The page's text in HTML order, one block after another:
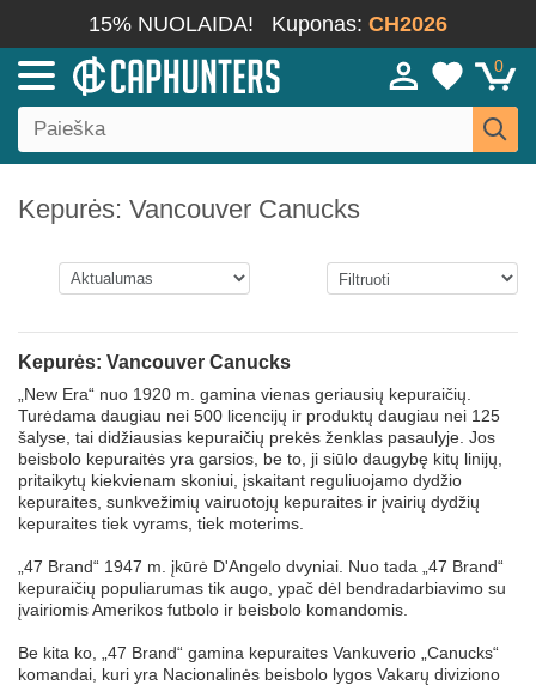
15% NUOLAIDA! Kuponas: CH2026
0
Kepurės: Vancouver Canucks
Kepurės: Vancouver Canucks
„New Era“ nuo 1920 m. gamina vienas geriausių kepuraičių.
Turėdama daugiau nei 500 licencijų ir produktų daugiau nei 125
šalyse, tai didžiausias kepuraičių prekės ženklas pasaulyje. Jos
beisbolo kepuraitės yra garsios, be to, ji siūlo daugybę kitų linijų,
pritaikytų kiekvienam skoniui, įskaitant reguliuojamo dydžio
kepuraites, sunkvežimių vairuotojų kepuraites ir įvairių dydžių
kepuraites tiek vyrams, tiek moterims.
„47 Brand“ 1947 m. įkūrė D'Angelo dvyniai. Nuo tada „47 Brand“
kepuraičių populiarumas tik augo, ypač dėl bendradarbiavimo su
įvairiomis Amerikos futbolo ir beisbolo komandomis.
Be kita ko, „47 Brand“ gamina kepuraites Vankuverio „Canucks“
komandai, kuri yra Nacionalinės beisbolo lygos Vakarų diviziono